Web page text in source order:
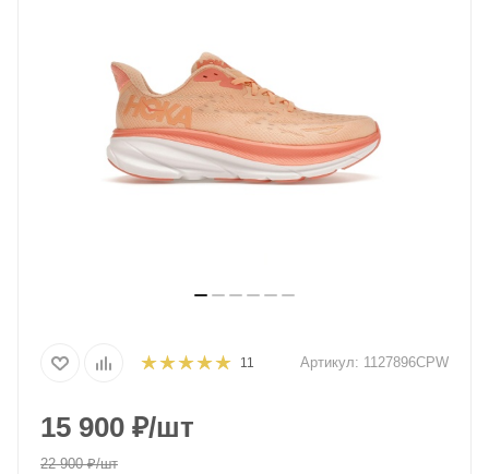
11 Артикул: 1127896CPW
15 900 ₽/шт
22 900₽/шт